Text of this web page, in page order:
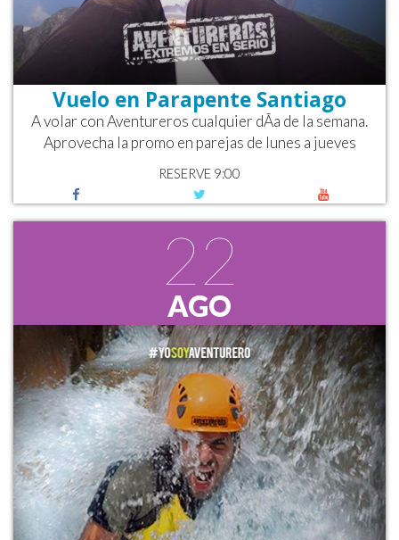
Vuelo en Parapente Santiago
A volar con Aventureros cualquier dÃ­a de la semana.
Aprovecha la promo en parejas de lunes a jueves
RESERVE 9:00
22
AGO